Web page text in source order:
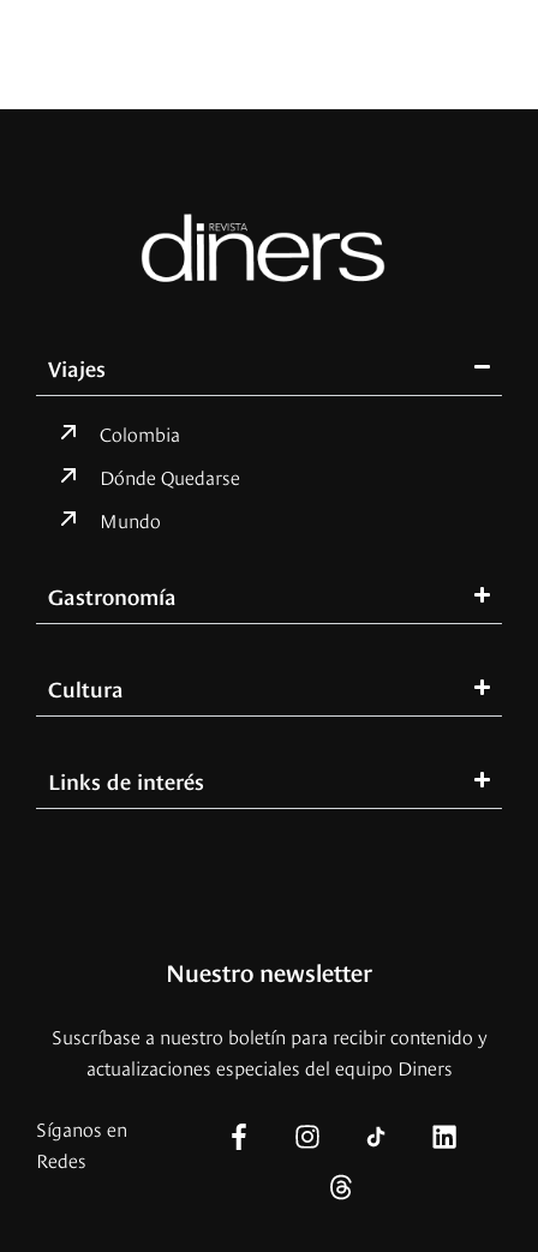
Viajes
Colombia
Dónde Quedarse
Mundo
Gastronomía
Cultura
Links de interés
Nuestro newsletter
Suscríbase a nuestro boletín para recibir contenido y
actualizaciones especiales del equipo Diners
Síganos en
Redes